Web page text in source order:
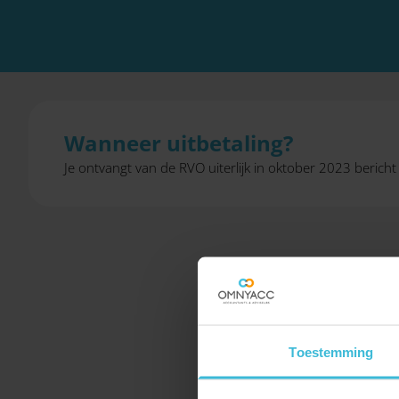
Toestemming
Wanneer uitbetaling?
Je ontvangt van de RVO uiterlijk in oktober 2023